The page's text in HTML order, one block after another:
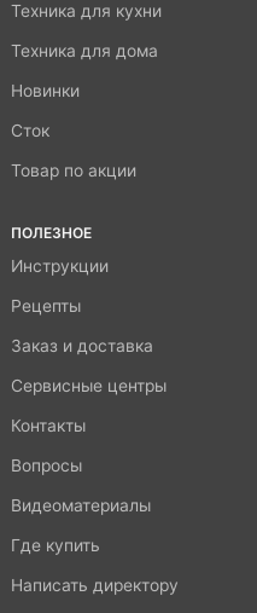
Техника для кухни
Техника для дома
Новинки
Сток
Товар по акции
ПОЛЕЗНОЕ
Инструкции
Рецепты
Заказ и доставка
Сервисные центры
Контакты
Вопросы
Видеоматериалы
Где купить
Написать директору